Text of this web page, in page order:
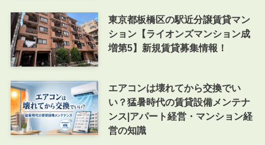
東京都板橋区の駅近分譲賃貸マン
ション【ライオンズマンション成
増第5】新規賃貸募集情報！
エアコンは壊れてから交換でい
い？猛暑時代の賃貸設備メンテナ
ンス|アパート経営・マンション経
営の知識